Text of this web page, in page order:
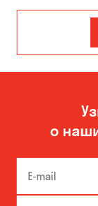
Белая
Великая
о